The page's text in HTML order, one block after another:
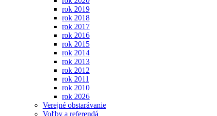
rok 2019
rok 2018
rok 2017
rok 2016
rok 2015
rok 2014
rok 2013
rok 2012
rok 2011
rok 2010
rok 2026
Verejné obstarávanie
Voľby a referendá